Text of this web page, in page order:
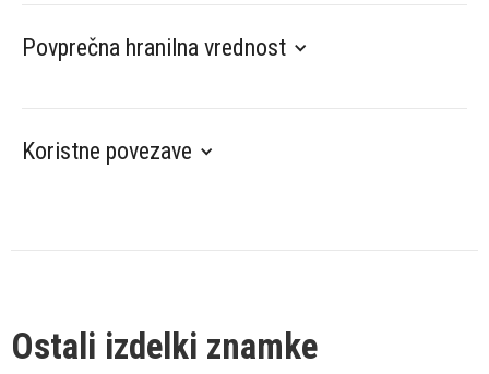
Povprečna hranilna vrednost
Koristne povezave
Ostali izdelki znamke